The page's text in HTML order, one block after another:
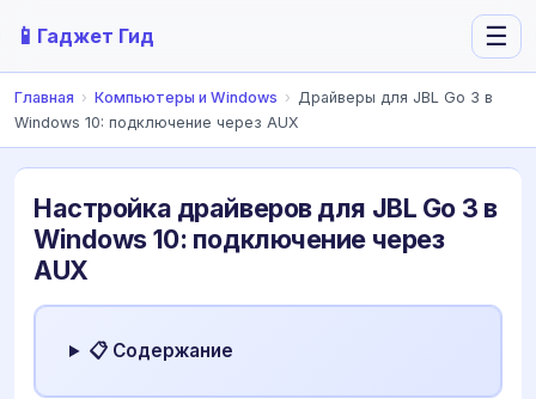
📱 Гаджет Гид ☰
Главная › Компьютеры и Windows › Драйверы для JBL Go 3 в
Windows 10: подключение через AUX
Настройка драйверов для JBL Go 3 в
Windows 10: подключение через
AUX
📋 Содержание